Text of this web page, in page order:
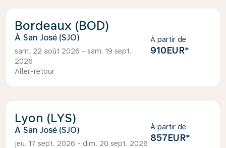
Bordeaux (BOD)
San José (SJO)
sam. 22 août 2026 - sam. 19 sept.
2026
Aller-retour
À partir de
910EUR*
Lyon (LYS)
San José (SJO)
jeu. 17 sept. 2026 - dim. 20 sept. 2026
À partir de
857EUR*